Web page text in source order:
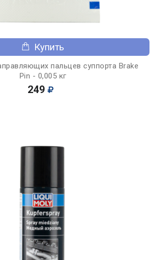
Купить
пальцев суппорта Brake
Pin - 0,005 кг
249